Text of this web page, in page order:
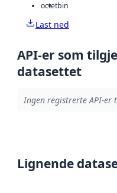
octetbin
Last ned
API-er som
datasettet
Ingen registrerte API-er
Lignende